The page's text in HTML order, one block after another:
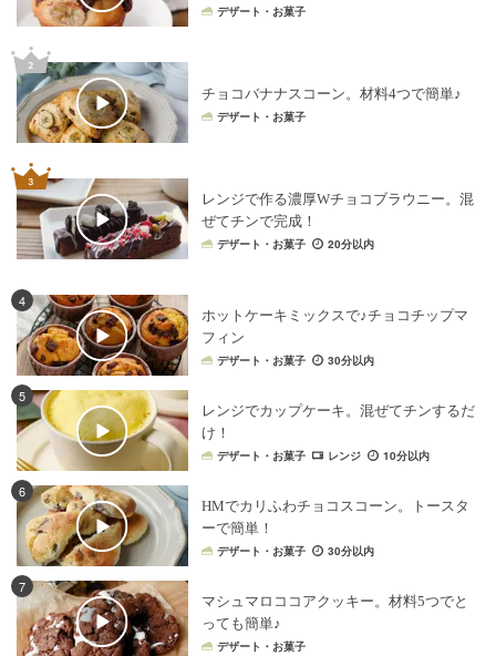
デザート・お菓子
チョコバナナスコーン。材料4つで簡単♪
デザート・お菓子
レンジで作る濃厚Wチョコブラウニー。混
ぜてチンで完成！
デザート・お菓子 20分以内
4
ホットケーキミックスで♪チョコチップマ
フィン
デザート・お菓子 30分以内
5
レンジでカップケーキ。混ぜてチンするだ
け！
デザート・お菓子 レンジ 10分以内
6
HMでカリふわチョコスコーン。トースタ
ーで簡単！
デザート・お菓子 30分以内
7
マシュマロココアクッキー。材料5つでと
っても簡単♪
デザート・お菓子